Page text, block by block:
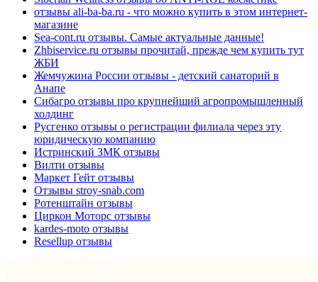
отзывы ali-ba-ba.ru - что можно купить в этом интернет-
магазине
Sea-cont.ru отзывы. Самые актуальные данные!
Zhbiservice.ru отзывы прочитай, прежде чем купить тут
ЖБИ
Жемчужина России отзывы - детский санаторий в
Анапе
Сибагро отзывы про крупнейший агропромышленный
холдинг
Русгенко отзывы о регистрации филиала через эту
юридическую компанию
Истринский ЗМК отзывы
Вилти отзывы
Маркет Гейт отзывы
Отзывы stroy-snab.com
Ротенштайн отзывы
Циркон Моторс отзывы
kardes-moto отзывы
Resellup отзывы